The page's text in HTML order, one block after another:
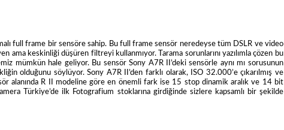
full frame bir sensöre sahip. Bu full frame sensör neredeyse tüm DSLR ve video
ama keskinliği düşüren filtreyi kullanmıyor. Tarama sorunlarını yazılımla çözen bu
mümkün hale geliyor. Bu sensör Sony A7R II’deki sensörle aynı mı sorusunun
olduğunu söylüyor. Sony A7R II’den farklı olarak, ISO 32.000’e çıkarılmış ve
alanında R II modeline göre en önemli fark ise 15 stop dinamik aralık ve 14 bit
Türkiye’de ilk Fotografium stoklarına girdiğinde sizlere kapsamlı bir şekilde